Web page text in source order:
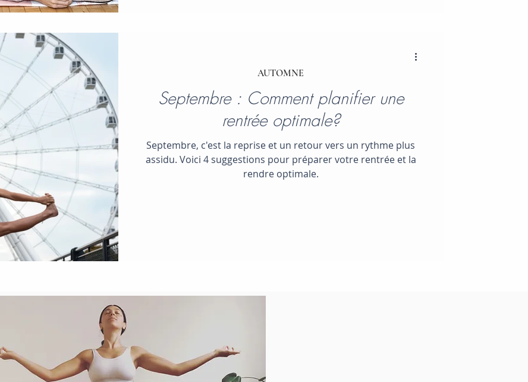
Septembre : Comment planifier une
rentrée optimale?
Septembre, c'est la reprise et un retour vers un rythme plus
assidu. Voici 4 suggestions pour préparer votre rentrée et la
rendre optimale.
AUTOMNE